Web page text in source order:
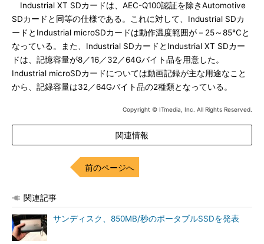
Industrial XT SDカードは、AEC-Q100認証を除きAutomotive
SDカードと同等の仕様である。これに対して、Industrial SDカ
ードとIndustrial microSDカードは動作温度範囲が－25～85℃と
なっている。また、Industrial SDカードとIndustrial XT SDカー
ドは、記憶容量が8／16／32／64Gバイト品を用意した。
Industrial microSDカードについては動画記録が主な用途なこと
から、記録容量は32／64Gバイト品の2種類となっている。
Copyright © ITmedia, Inc. All Rights Reserved.
関連情報
前のページへ
関連記事
サンディスク、850MB/秒のポータブルSSDを発表